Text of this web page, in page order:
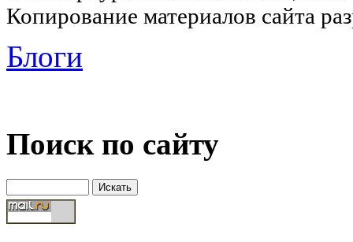
Копирование материалов сайта
Блоги
Поиск по сайту